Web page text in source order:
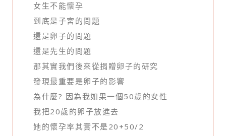
女生不能懷孕
到底是子宮的問題
還是卵子的問題
還是先生的問題
那其實我們後來從捐贈卵子的研究
發現最重要是卵子的影響
為什麼? 因為我如果一個50歲的女性
我把20歲的卵子放進去
她的懷孕率其實不是20+50/2